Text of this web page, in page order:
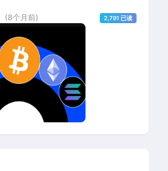
(8个月前) 2,791 已读